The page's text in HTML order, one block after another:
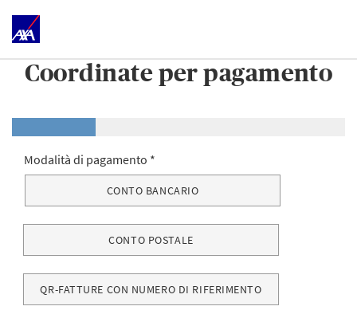
Coordinate per pagamento
Modalità di pagamento
CONTO BANCARIO
CONTO POSTALE
QR-FATTURE CON NUMERO DI RIFERIMENTO